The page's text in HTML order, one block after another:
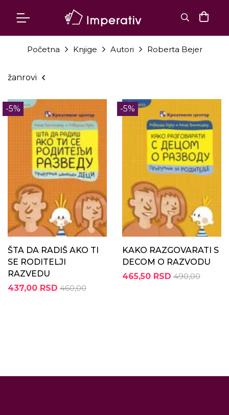
Početna Knjige Autori Roberta Bejer
žanrovi
-5%
ŠTA DA RADIŠ AKO TI
SE RODITELJI
RAZVEDU
437,00 RSD 460,00
-5%
KAKO RAZGOVARATI S
DECOM O RAZVODU
465,50 RSD 490,00